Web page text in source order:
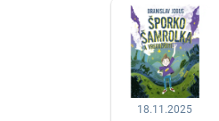
18.11.2025